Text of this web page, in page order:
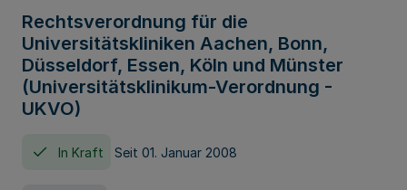
Rechtsverordnung für die
Universitätskliniken Aachen, Bonn,
Düsseldorf, Essen, Köln und Münster
(Universitätsklinikum-Verordnung -
UKVO)
In Kraft Seit 01. Januar 2008